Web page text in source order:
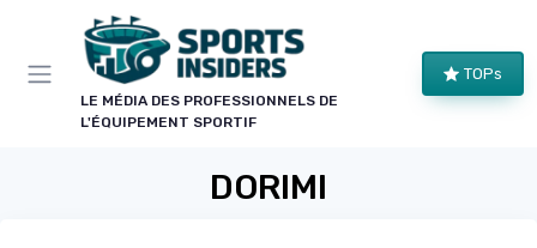
LE MÉDIA DES PROFESSIONNELS DE
L'ÉQUIPEMENT SPORTIF
TOPs
DORIMI
Panneau de gestion des cookies